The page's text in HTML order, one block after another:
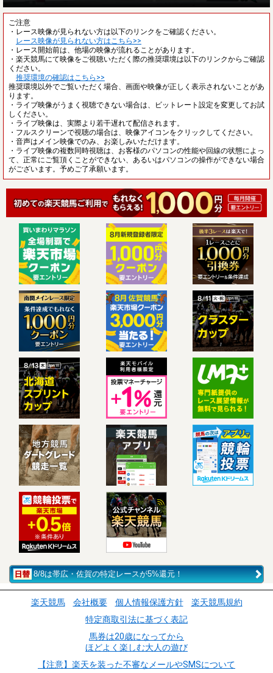
ご注意
・レース映像が見られない方は以下のリンクをご確認ください。
レース映像が見られない方はこちら>>
・レース開始前は、他場の映像が流れることがあります。
・楽天競馬にて映像をご視聴いただく際の推奨環境は以下のリンクからご確認
ください。
推奨環境の確認はこちら>>
推奨環境以外でご覧いただく場合、画面や映像が正しく表示されないことがあ
ります。
・ライブ映像がうまく視聴できない場合は、ビットレート設定を変更してお試
しください。
・ライブ映像は、実際より若干遅れて配信されます。
・フルスクリーンで視聴の場合は、映像アイコンをクリックしてください。
・音声はメイン映像でのみ、お楽しみいただけます。
・ライブ映像の複数同時視聴は、お客様のパソコンの性能や回線の状態によっ
て、正常にご覧頂くことができない、あるいはパソコンの操作ができない場合
がございます。予めご了承願います。
8/8は帯広・佐賀の特定レースが5%還元！
楽天競馬 会社概要 個人情報保護方針
楽天競馬規約
特定商取引法に基づく表記
馬券は20歳になってから
ほどよく楽しむ大人の遊び
【注意】楽天を装った不審なメールやSMSについて